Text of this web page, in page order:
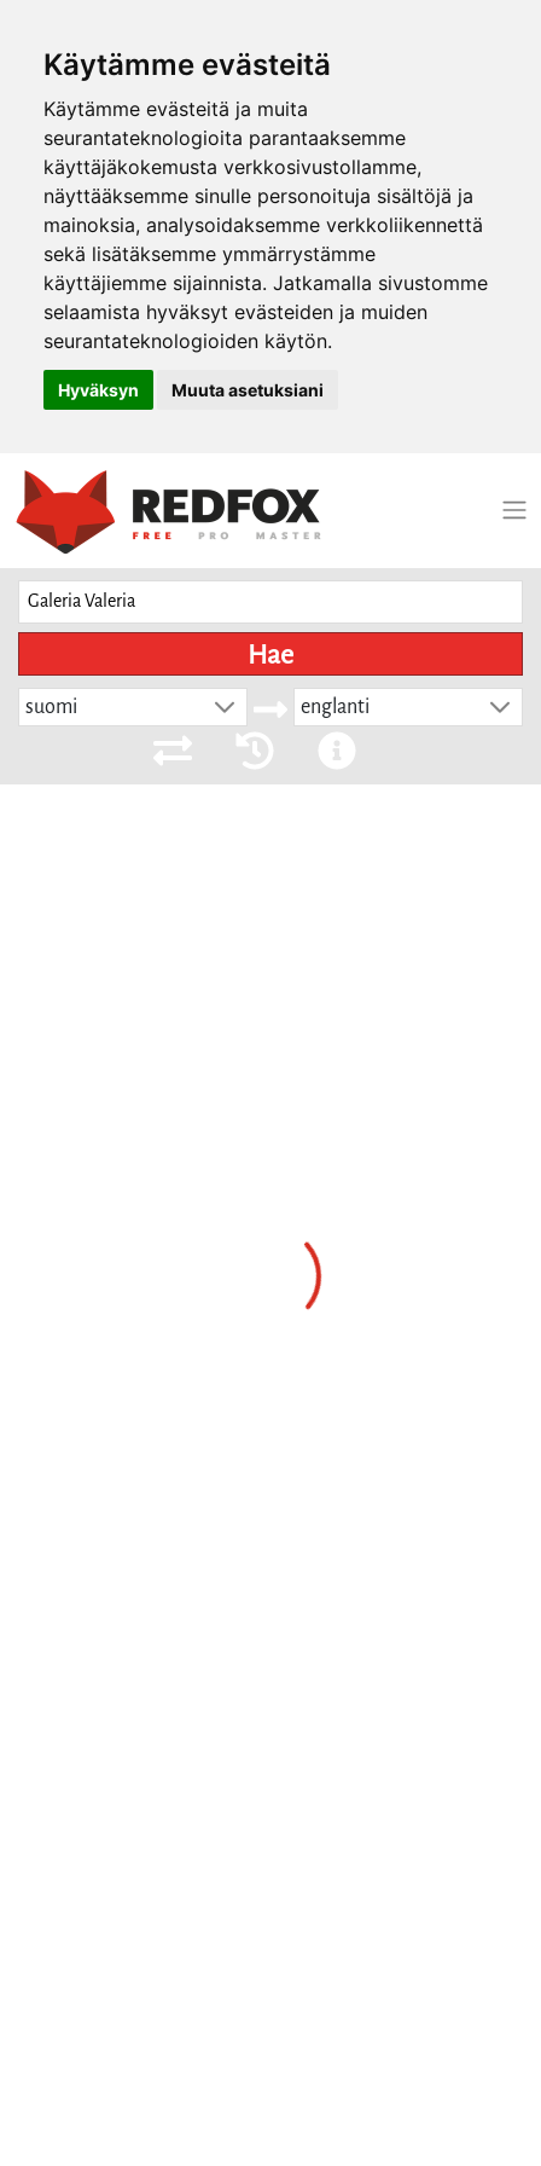
Käytämme evästeitä
Käytämme evästeitä ja muita
seurantateknologioita parantaaksemme
käyttäjäkokemusta verkkosivustollamme,
näyttääksemme sinulle personoituja sisältöjä ja
mainoksia, analysoidaksemme verkkoliikennettä
sekä lisätäksemme ymmärrystämme
käyttäjiemme sijainnista. Jatkamalla sivustomme
selaamista hyväksyt evästeiden ja muiden
seurantateknologioiden käytön.
Hyväksyn Muuta asetuksiani
Hae
suomi englanti